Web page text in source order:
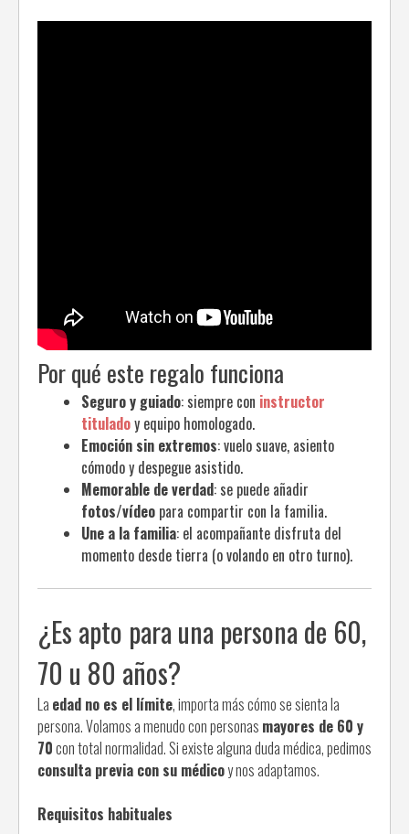
Por qué este regalo funciona
Seguro y guiado: siempre con instructor
tituladoy equipo homologado.
Emoción sin extremos: vuelo suave, asiento
cómodo y despegue asistido.
Memorable de verdad: se puede añadir
fotos/vídeo para compartir con la familia.
Une a la familia: el acompañante disfruta del
momento desde tierra (o volando en otro turno).
¿Es apto para una persona de 60,
70 u 80 años?
La edad no es el límite, importa más cómo se sienta la
persona. Volamos a menudo con personas mayores de 60 y
70con total normalidad. Si existe alguna duda médica, pedimos
consulta previa con su médicoy nos adaptamos.
Requisitos habituales